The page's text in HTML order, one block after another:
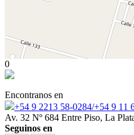
0
Encontranos en
+54 9 2213 58-0284/+54 9 11
Av. 32 Nº 684 Entre Piso, La
Seguinos en